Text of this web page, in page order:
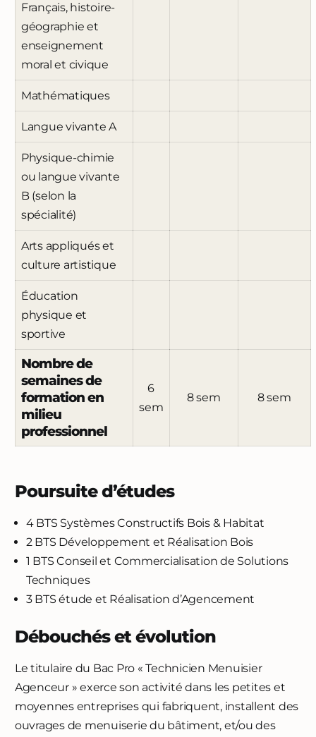
Français, histoire-
géographie et
enseignement
moral et civique
Mathématiques
Langue vivante A
Physique-chimie
ou langue vivante
B (selon la
spécialité)
Arts appliqués et
culture artistique
Éducation
physique et
sportive
Nombre de
semaines de
formation en
milieu
professionnel
6
sem
8 sem 8 sem
Poursuite d’études
4 BTS Systèmes Constructifs Bois & Habitat
2 BTS Développement et Réalisation Bois
1 BTS Conseil et Commercialisation de Solutions
Techniques
3 BTS étude et Réalisation d’Agencement
Débouchés et évolution
Le titulaire du Bac Pro « Technicien Menuisier
Agenceur » exerce son activité dans les petites et
moyennes entreprises qui fabriquent, installent des
ouvrages de menuiserie du bâtiment, et/ou des